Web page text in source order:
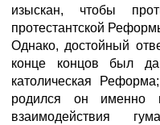
изыскан, чтобы
протестантской
Однако, достойный
конце концов был
католическая
родился он именно в
взаимодействия